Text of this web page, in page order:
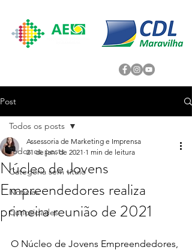
Post
Todos os posts
Categoria sem título
Noticias
Curiosidades
Todos os posts
Núcleo de Jovens
Empreendedores realiza
primeira reunião de 2021
Assessoria de Marketing e Imprensa
21 de jan. de 2021 1 min de leitura
O Núcleo de Jovens Empreendedores,